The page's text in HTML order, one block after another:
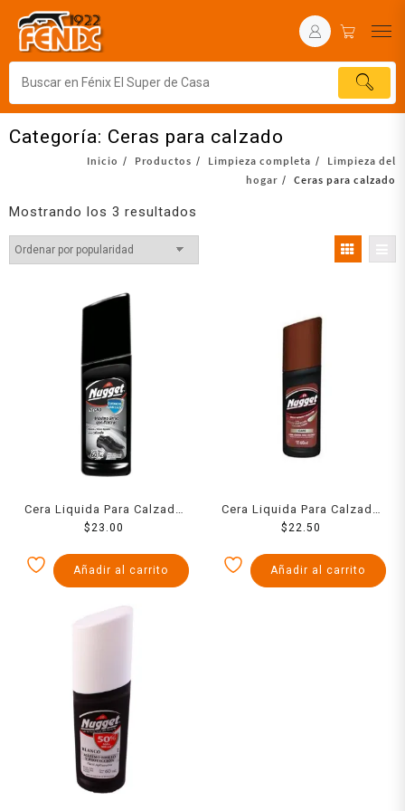
Categoría: Ceras para calzado
Inicio Productos Limpieza completa
Limpieza del
hogar
Ceras para calzado
Mostrando los 3 resultados
Cera Liquida Para Calzado
Nugget Negra 60 Ml
$ 23.00
Añadir al carrito
Cera Liquida Para Calzado
Nugget Cafe 60 Ml
$ 22.50
Añadir al carrito